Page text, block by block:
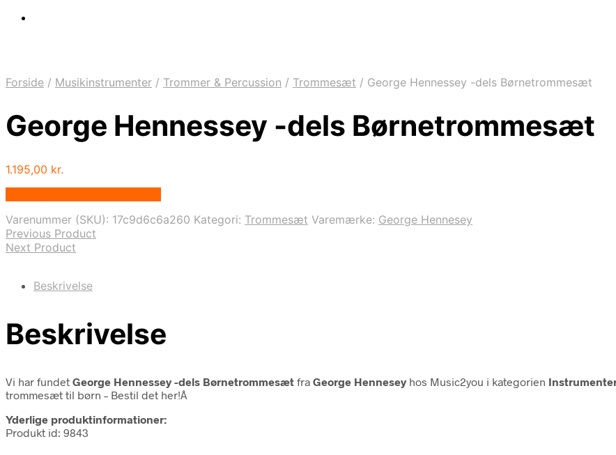
Forside / Musikinstrumenter / Trommer & Percussion / Trommesæt / George Hennessey -dels Børnetrommesæt
George Hennessey -dels Børnetrommesæt
1.195,00 kr.
Varenummer (SKU): 17c9d6c6a260 Kategori: Trommesæt Varemærke: George Hennesey
Previous Product
Next Product
Beskrivelse
Beskrivelse
Vi har fundet George Hennessey -dels Børnetrommesæt fra George Henneseyhos Music2you i kategorien
trommesæt til børn – Bestil det her!Â
Yderlige produktinformationer:
Produkt id: 9843